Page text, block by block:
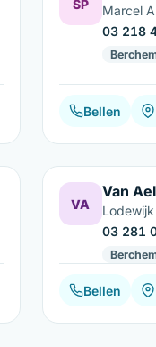
SP
Marcel
03 218
Bellen
VA
Van
03 281
Bellen